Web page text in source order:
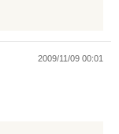
2009/11/09 00:01